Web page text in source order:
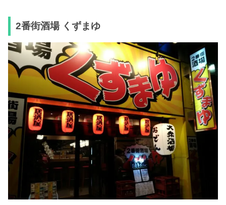
2番街酒場 くずまゆ